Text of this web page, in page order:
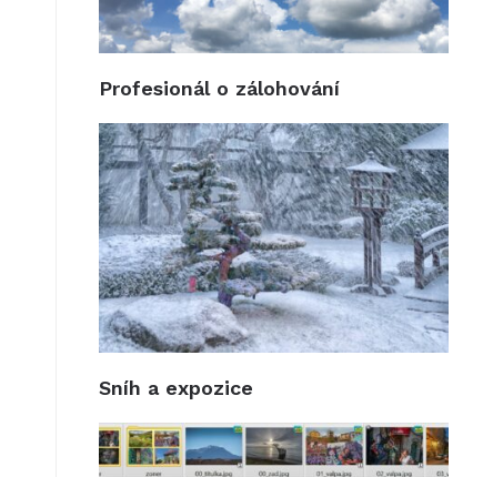
Profesionál o zálohování
Sníh a expozice